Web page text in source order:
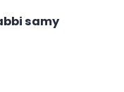
samy